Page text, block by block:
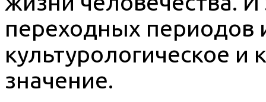
переходных периодов
культурологическое и
значение.